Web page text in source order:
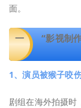
面。
一 “影视制
1、演员被猴子咬
剧组在海外拍摄时